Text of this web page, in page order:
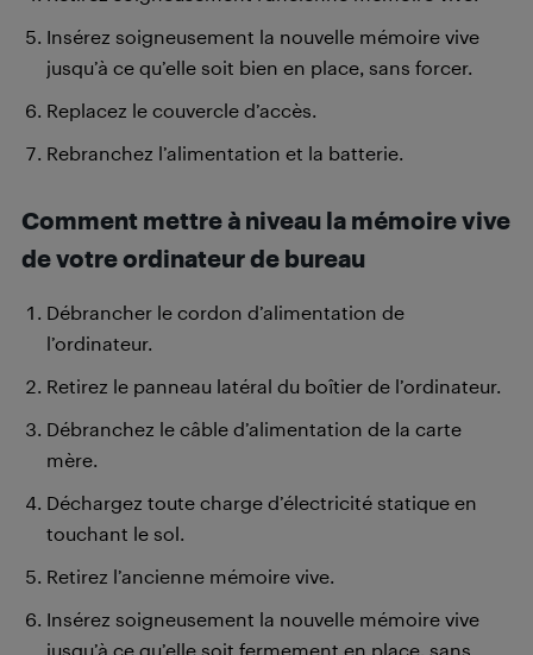
Insérez soigneusement la nouvelle mémoire vive
jusqu’à ce qu’elle soit bien en place, sans forcer.
Replacez le couvercle d’accès.
Rebranchez l’alimentation et la batterie.
Comment mettre à niveau la mémoire vive
de votre ordinateur de bureau
Débrancher le cordon d’alimentation de
l’ordinateur.
Retirez le panneau latéral du boîtier de l’ordinateur.
Débranchez le câble d’alimentation de la carte
mère.
Déchargez toute charge d’électricité statique en
touchant le sol.
Retirez l’ancienne mémoire vive.
Insérez soigneusement la nouvelle mémoire vive
jusqu’à ce qu’elle soit fermement en place, sans